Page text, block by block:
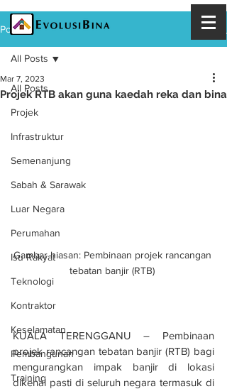
Post
All Posts
Projek
Infrastruktur
Semenanjung
Sabah & Sarawak
Luar Negara
Perumahan
Isu Rakyat
Teknologi
Kontraktor
Keselamatan
Pembangunan
Training
All Posts
Projek RTB akan guna kaedah reka dan bina
Mar 7, 2023
Gambar hiasan: Pembinaan projek rancangan
tebatan banjir (RTB)
KUALA TERENGGANU – Pembinaan
projek rancangan tebatan banjir (RTB) bagi
mengurangkan impak banjir di lokasi
dikenal pasti di seluruh negara termasuk di